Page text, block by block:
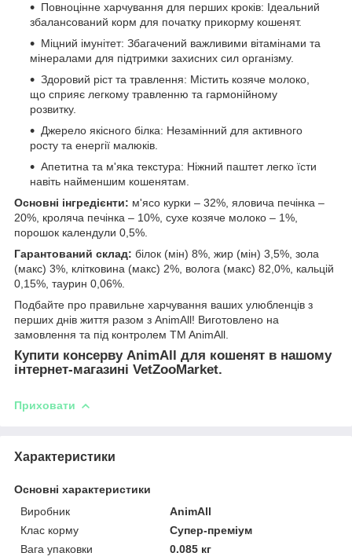
Повноцінне харчування для перших кроків: Ідеальний
збалансований корм для початку прикорму кошенят.
Міцний імунітет: Збагачений важливими вітамінами та
мінералами для підтримки захисних сил організму.
Здоровий ріст та травлення: Містить козяче молоко,
що сприяє легкому травленню та гармонійному
розвитку.
Джерело якісного білка: Незамінний для активного
росту та енергії малюків.
Апетитна та м'яка текстура: Ніжний паштет легко їсти
навіть найменшим кошенятам.
Основні інгредієнти: м'ясо курки – 32%, яловича печінка –
20%, кроляча печінка – 10%, сухе козяче молоко – 1%,
порошок календули 0,5%.
Гарантований склад: білок (мін) 8%, жир (мін) 3,5%, зола
(макс) 3%, клітковина (макс) 2%, волога (макс) 82,0%, кальцій
0,15%, таурин 0,06%.
Подбайте про правильне харчування ваших улюбленців з
перших днів життя разом з AnimAll! Виготовлено на
замовлення та під контролем TM AnimAll.
Купити консерву AnimAll для кошенят в нашому
інтернет-магазині VetZooMarket.
Приховати
Характеристики
Основні характеристики
Виробник
AnimAll
Клас корму
Супер-преміум
Вага упаковки
0.085 кг